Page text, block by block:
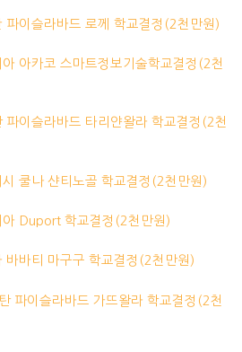
이슬라바드 로께 학교결정(2천만원)
아카코 스마트정보기술학교결정(2천
이슬라바드 타리얀왈라 학교결정(2천
쿨나 샨티노골 학교결정(2천만원)
Duport 학교결정(2천만원)
바티 마구구 학교결정(2천만원)
파이슬라바드 가뜨왈라 학교결정(2천